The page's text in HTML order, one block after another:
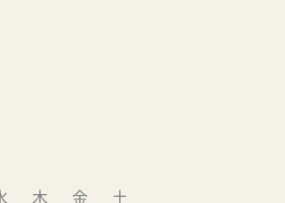
木 金 土